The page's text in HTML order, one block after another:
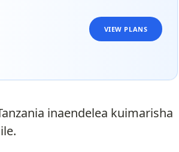
VIEW PLANS
inaendelea kuimarisha